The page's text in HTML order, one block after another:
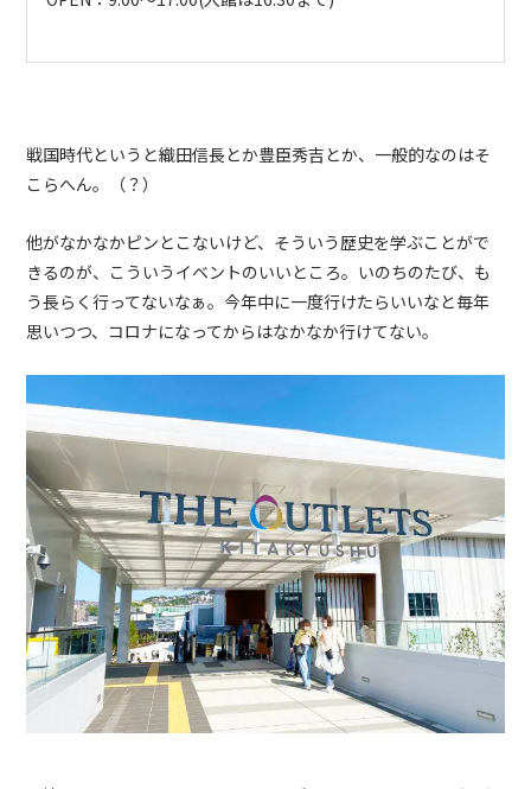
戦国時代というと織田信長とか豊臣秀吉とか、一般的なのはそ
こらへん。（？）
他がなかなかピンとこないけど、そういう歴史を学ぶことがで
きるのが、こういうイベントのいいところ。いのちのたび、も
う長らく行ってないなぁ。今年中に一度行けたらいいなと毎年
思いつつ、コロナになってからはなかなか行けてない。